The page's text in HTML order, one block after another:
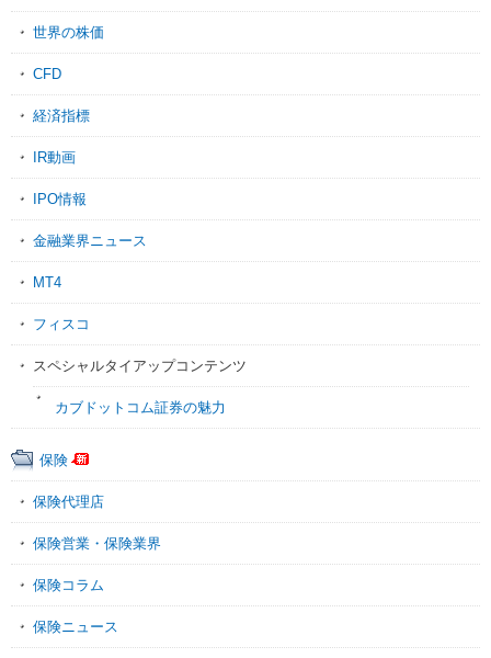
世界の株価
CFD
経済指標
IR動画
IPO情報
金融業界ニュース
MT4
フィスコ
スペシャルタイアップコンテンツ
カブドットコム証券の魅力
保険
保険代理店
保険営業・保険業界
保険コラム
保険ニュース